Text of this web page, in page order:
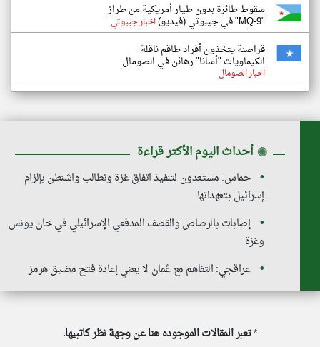
سقوط طائرة بدون طيار أمريكية من طراز
"MQ-9" في جيبوتي (فيديو) اخبار جيبوتي
قراصنة يتخذون أفراد طاقم ناقلة
الكيماويات "أسانا" رهائن في الصومال
اخبار الصومال
◉ أحداث اليوم الأكثر قراءة
حماس: مستعدون لتنفيذ اتفاق غزة ونطالب واشنطن بإلزام
إسرائيل بتعهداتها
إصابات بالرصاص والقصف المدفعي الإسرائيلي في خان يونس
وغزة
عراقجي: التفاهم مع عُمان لا يعني إعادة فتح مضيق هرمز
*تعبر المقالات الموجوده هنا عن وجهة نظر كاتبيها.